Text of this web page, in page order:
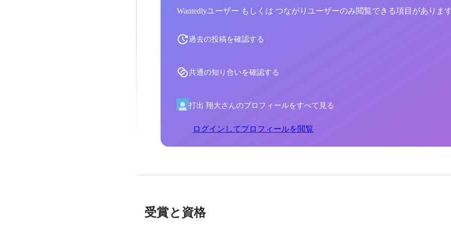
Wantedlyユーザー もしくは つながりユーザーのみ閲覧できる項目がありま
過去の投稿を確認する
共通の知り合いを確認する
打出 翔大さんのプロフィールをすべて見る
ログインしてプロフィールを閲覧
受賞と資格